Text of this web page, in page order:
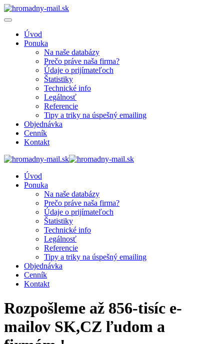
Úvod
Ponuka
Na naše databázy
Prečo práve naša firma?
Údaje o prijímateľoch
Štatistiky
Technické info
Legálnosť
Referencie
Tipy a triky na úspešný emailing
Objednávka
Cenník
Kontakt
Úvod
Ponuka
Na naše databázy
Prečo práve naša firma?
Údaje o prijímateľoch
Štatistiky
Technické info
Legálnosť
Referencie
Tipy a triky na úspešný emailing
Objednávka
Cenník
Kontakt
Rozpošleme až 856-tisíc e-
mailov SK,CZ ľudom a